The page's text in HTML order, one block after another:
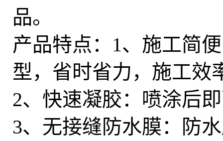
品。
产品特点：1、施工简
型，省时省力，施工效
2、快速凝胶：喷涂后
3、无接缝防水膜：防